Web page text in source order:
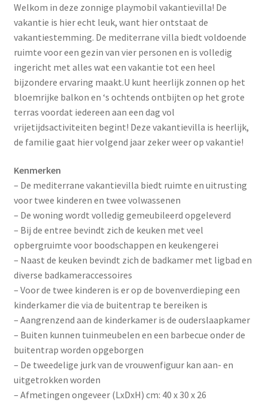
Welkom in deze zonnige playmobil vakantievilla! De
vakantie is hier echt leuk, want hier ontstaat de
vakantiestemming. De mediterrane villa biedt voldoende
ruimte voor een gezin van vier personen en is volledig
ingericht met alles wat een vakantie tot een heel
bijzondere ervaring maakt.U kunt heerlijk zonnen op het
bloemrijke balkon en ‘s ochtends ontbijten op het grote
terras voordat iedereen aan een dag vol
vrijetijdsactiviteiten begint! Deze vakantievilla is heerlijk,
de familie gaat hier volgend jaar zeker weer op vakantie!
Kenmerken
– De mediterrane vakantievilla biedt ruimte en uitrusting
voor twee kinderen en twee volwassenen
– De woning wordt volledig gemeubileerd opgeleverd
– Bij de entree bevindt zich de keuken met veel
opbergruimte voor boodschappen en keukengerei
– Naast de keuken bevindt zich de badkamer met ligbad en
diverse badkameraccessoires
– Voor de twee kinderen is er op de bovenverdieping een
kinderkamer die via de buitentrap te bereiken is
– Aangrenzend aan de kinderkamer is de ouderslaapkamer
– Buiten kunnen tuinmeubelen en een barbecue onder de
buitentrap worden opgeborgen
– De tweedelige jurk van de vrouwenfiguur kan aan- en
uitgetrokken worden
– Afmetingen ongeveer (LxDxH) cm: 40 x 30 x 26